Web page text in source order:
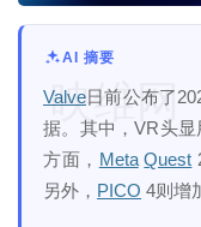
AI 摘要
Valve日前公布了
据。其中，VR头显
方面， Meta Quest
另外， PICO 4则增
映维网